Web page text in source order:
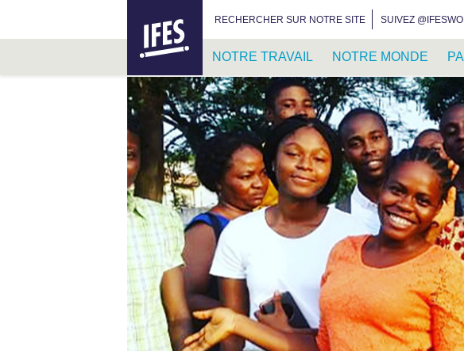
RECHERCHER SUR NOTRE SITE SUIVEZ
INTERNATIONAL
FELLOWSHIP
OF
EVANGELICAL
STUDENTS
NOTRE TRAVAIL NOTRE MONDE